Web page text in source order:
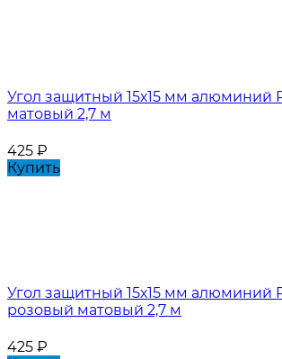
Угол защитный 15х15 мм алюминий
матовый 2,7 м
425 ₽
Купить
Угол защитный 15х15 мм алюминий
розовый матовый 2,7 м
425 ₽